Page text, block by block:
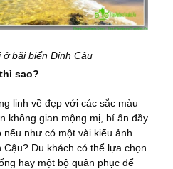
bãi biển Dinh Cậu
sao?
linh về đẹp với các sắc màu
không gian mộng mị, bí ẩn đầy
như có một vài kiểu ảnh
Du khách có thể lựa chọn
hay một bộ quân phục để